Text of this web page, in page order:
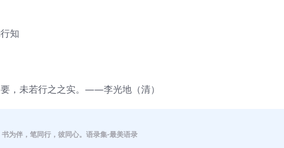
知
，未若行之之实。——李光地（清）
书为伴，笔同行，彼同心。语录集-最美语录